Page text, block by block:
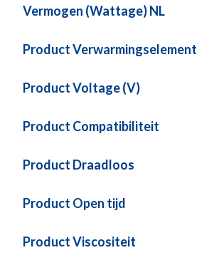
Vermogen (Wattage) NL
Product Verwarmingselement
Product Voltage (V)
Product Compatibiliteit
Product Draadloos
Product Open tijd
Product Viscositeit